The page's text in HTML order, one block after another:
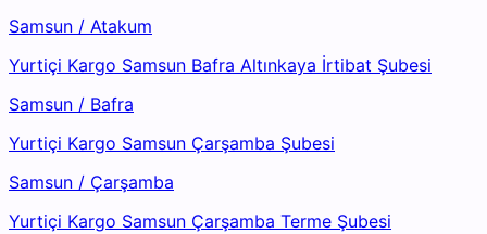
Samsun / Atakum
Yurtiçi Kargo Samsun Bafra Altınkaya İrtibat Şubesi
Samsun / Bafra
Yurtiçi Kargo Samsun Çarşamba Şubesi
Samsun / Çarşamba
Yurtiçi Kargo Samsun Çarşamba Terme Şubesi